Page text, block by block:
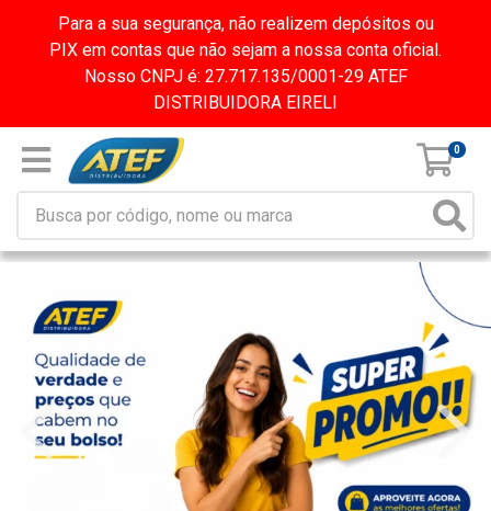
Para a sua segurança, não realizem depósitos ou
PIX em contas que não sejam a nossa conta oficial.
Nosso CNPJ é: 27.717.135/0001-29 ATEF
DISTRIBUIDORA EIRELI
0